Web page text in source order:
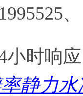
小时响
静力